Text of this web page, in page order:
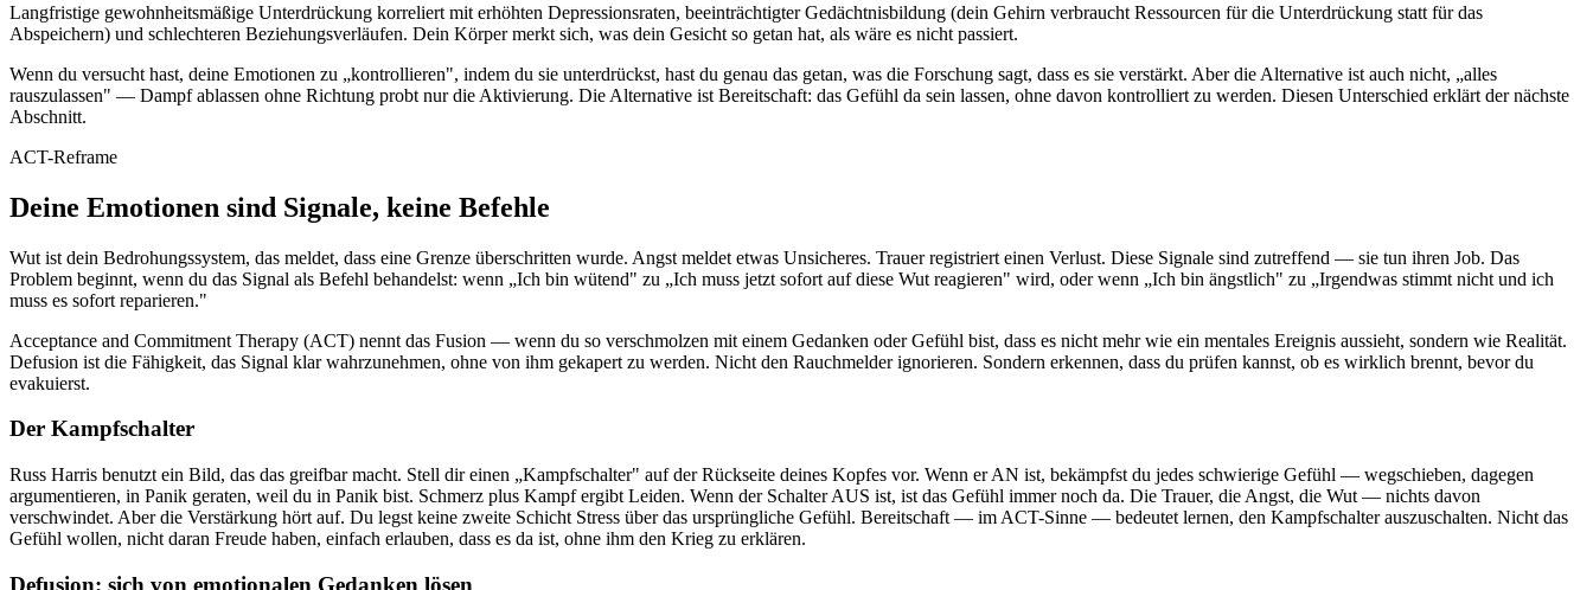
Langfristige gewohnheitsmäßige Unterdrückung korreliert mit erhöhten Depressionsraten, beeinträchtigter Gedächtnisbildung (dein Gehirn verbraucht Ressourcen für die Unterdrückung statt für das
Abspeichern) und schlechteren Beziehungsverläufen. Dein Körper merkt sich, was dein Gesicht so getan hat, als wäre es nicht passiert.
Wenn du versucht hast, deine Emotionen zu „kontrollieren", indem du sie unterdrückst, hast du genau das getan, was die Forschung sagt, dass es sie verstärkt. Aber die Alternative ist auch nicht, „alles
rauszulassen" — Dampf ablassen ohne Richtung probt nur die Aktivierung. Die Alternative ist Bereitschaft: das Gefühl da sein lassen, ohne davon kontrolliert zu werden. Diesen Unterschied erklärt der nächste
Abschnitt.
ACT-Reframe
Deine Emotionen sind Signale, keine Befehle
Wut ist dein Bedrohungssystem, das meldet, dass eine Grenze überschritten wurde. Angst meldet etwas Unsicheres. Trauer registriert einen Verlust. Diese Signale sind zutreffend — sie tun ihren Job. Das
Problem beginnt, wenn du das Signal als Befehl behandelst: wenn „Ich bin wütend" zu „Ich muss jetzt sofort auf diese Wut reagieren" wird, oder wenn „Ich bin ängstlich" zu „Irgendwas stimmt nicht und ich
muss es sofort reparieren."
Acceptance and Commitment Therapy (ACT) nennt das Fusion — wenn du so verschmolzen mit einem Gedanken oder Gefühl bist, dass es nicht mehr wie ein mentales Ereignis aussieht, sondern wie Realität.
Defusion ist die Fähigkeit, das Signal klar wahrzunehmen, ohne von ihm gekapert zu werden. Nicht den Rauchmelder ignorieren. Sondern erkennen, dass du prüfen kannst, ob es wirklich brennt, bevor du
evakuierst.
Der Kampfschalter
Russ Harris benutzt ein Bild, das das greifbar macht. Stell dir einen „Kampfschalter" auf der Rückseite deines Kopfes vor. Wenn er AN ist, bekämpfst du jedes schwierige Gefühl — wegschieben, dagegen
argumentieren, in Panik geraten, weil du in Panik bist. Schmerz plus Kampf ergibt Leiden. Wenn der Schalter AUS ist, ist das Gefühl immer noch da. Die Trauer, die Angst, die Wut — nichts davon
verschwindet. Aber die Verstärkung hört auf. Du legst keine zweite Schicht Stress über das ursprüngliche Gefühl. Bereitschaft — im ACT-Sinne — bedeutet lernen, den Kampfschalter auszuschalten. Nicht das
Gefühl wollen, nicht daran Freude haben, einfach erlauben, dass es da ist, ohne ihm den Krieg zu erklären.
Defusion: sich von emotionalen Gedanken lösen